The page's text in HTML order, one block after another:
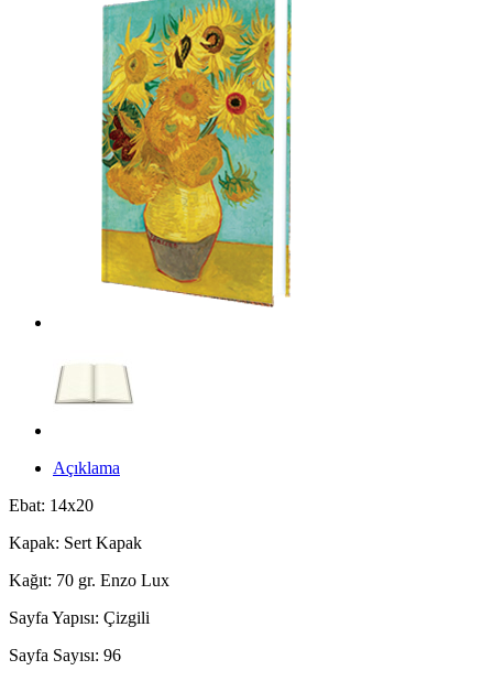
Açıklama
Ebat: 14x20
Kapak: Sert Kapak
Kağıt: 70 gr. Enzo Lux
Sayfa Yapısı: Çizgili
Sayfa Sayısı: 96